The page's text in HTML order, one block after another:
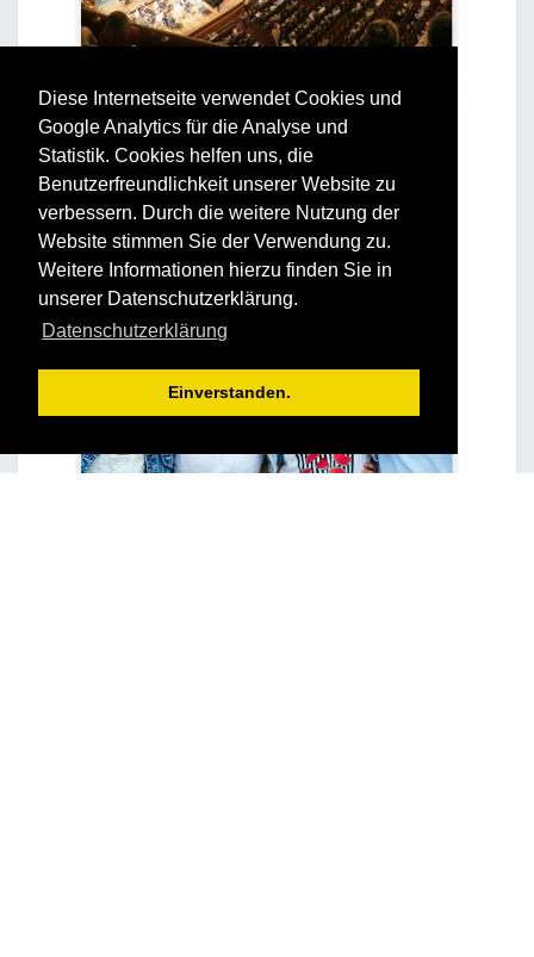
Diese Internetseite verwendet Cookies und
Google Analytics für die Analyse und
Statistik. Cookies helfen uns, die
Benutzerfreundlichkeit unserer Website zu
verbessern. Durch die weitere Nutzung der
Website stimmen Sie der Verwendung zu.
Weitere Informationen hierzu finden Sie in
unserer Datenschutzerklärung.
Datenschutzerklärung
Einverstanden.